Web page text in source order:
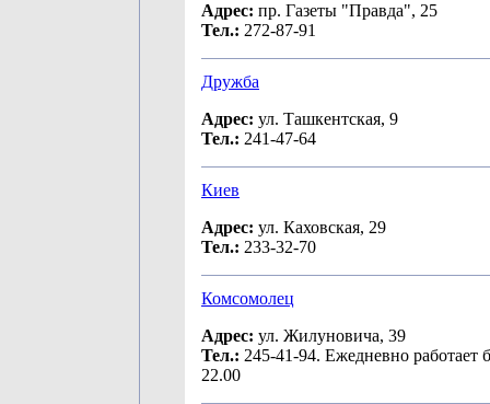
Адрес: пр. Газеты "Правда", 25
Тел.: 272-87-91
Дружба
Адрес: ул. Ташкентская, 9
Тел.: 241-47-64
Киев
Адрес: ул. Каховская, 29
Тел.: 233-32-70
Комсомолец
Адрес: ул. Жилуновича, 39
Тел.: 245-41-94. Ежедневно работает
22.00